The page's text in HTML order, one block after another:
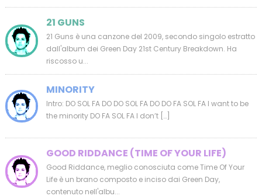
21 GUNS
21 Guns è una canzone del 2009, secondo singolo estratto
dall'album dei Green Day 21st Century Breakdown. Ha
riscosso u...
MINORITY
Intro: DO SOL FA DO DO SOL FA DO DO FA SOL FA I want to be
the minority DO FA SOL FA I don’t […]
GOOD RIDDANCE (TIME OF YOUR LIFE)
Good Riddance, meglio conosciuta come Time Of Your
Life è un brano composto e inciso dai Green Day,
contenuto nell'albu...